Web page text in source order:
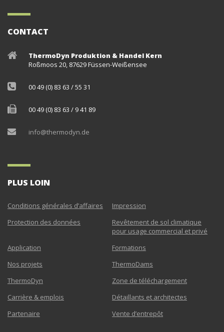
CONTACT
ThermoDyn Produktion & Handel Kern
Roßmoos 20, 87629 Füssen-Weißensee
00 49 (0) 83 63 / 55 31
00 49 (0) 83 63 / 9 41 89
info@thermodyn.de
PLUS LOIN
Conditions générales d’affaires
Impression
Protection des données
Revêtement de sol climatique
pour usage commercial et privé
Application
Formations
Nos projets
ThermoDams
ThermoDyn
Zone de téléchargement
Carrière & emplois
Détaillants et architectes
Partenaire
Vente d’entrepôt